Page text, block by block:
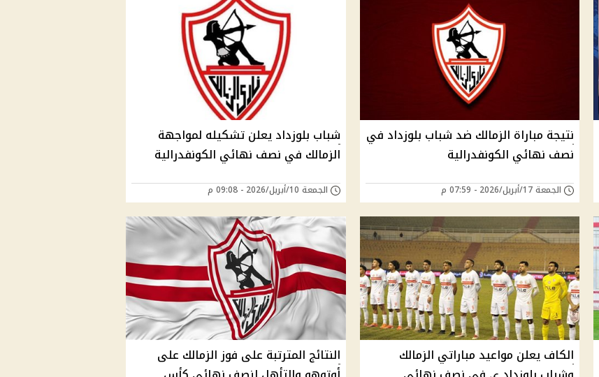
نتيجة مباراة الزمالك ضد شباب بلوزداد في
نصف نهائي الكونفدرالية
الجمعة 17/أبريل/2026 - 07:59 م
شباب بلوزداد يعلن تشكيله لمواجهة
الزمالك في نصف نهائي الكونفدرالية
الجمعة 10/أبريل/2026 - 09:08 م
الكاف يعلن مواعيد مباراتي الزمالك
النتائج المترتبة على فوز الزمالك على